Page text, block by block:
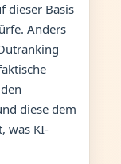
dieser Basis
Anders
diese dem
was KI-